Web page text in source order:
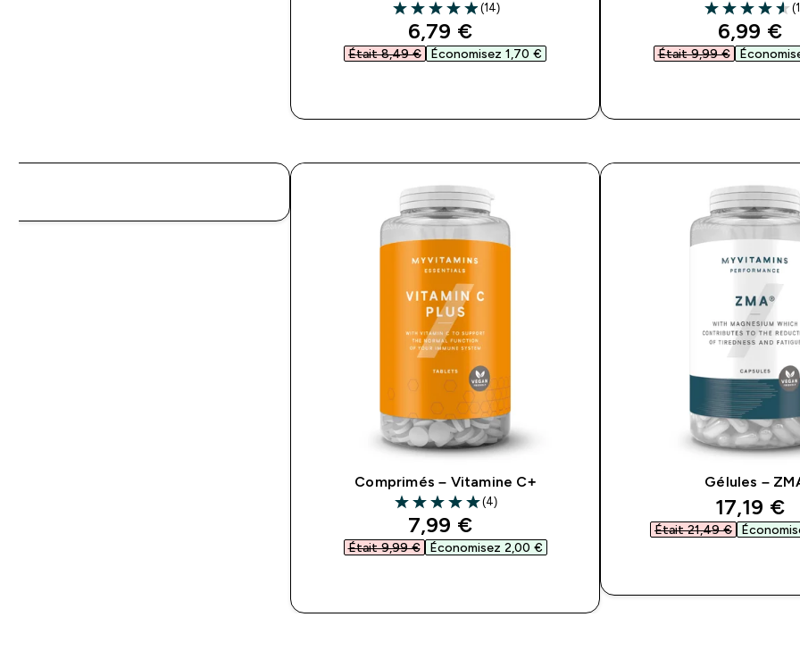
4.93 out of 5 stars
(14)
discounted price
6,79 €‎
Était 8,49 €‎ Économisez 1,70 €‎
4.55 out of 5
6,99 €‎
Était 9,99 €‎
Comprimés – Vitamine C+
5 out of 5 stars
(4)
discounted price
7,99 €‎
Était 9,99 €‎ Économisez 2,00 €‎
Gélules –
17,19 €‎
Était 21,49 €‎